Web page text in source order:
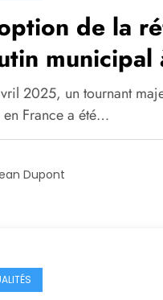
de la
municipal
par
2025, un tournant
France a été…
Dupont